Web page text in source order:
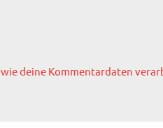
deine Kommentardaten